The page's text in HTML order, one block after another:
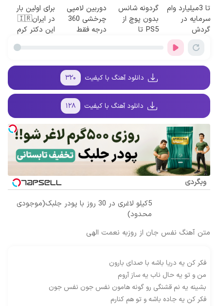
تا 3میلیارد وام
سرمایه در
گردش
فروشندگان =>
فروشگاهت رو
گردونه شانس
بدون پوچ از
PS5 تا
دوربین لامپی
چرخشی 360
درجه فقط
برای اولین بار
در ایران🇮🇷
این دکتر کرم
روزه ساخت!
دانلود آهنگ با کیفیت ۳۲۰
دانلود آهنگ با کیفیت ۱۲۸
وبگردی
5کیلو لاغری در 30 روز با پودر جلبک(موجودی
محدود)
متن آهنگ نفس جان از روزبه نعمت الهی
فکر کن یه دریا باشه با صدای بارون
من و تو یه حال ناب یه ساز آروم
بشینه یه نم قشنگی رو گونه هامون نفس جون نفس جون
فکر کن یه جاده باشه و تو هم کنارم